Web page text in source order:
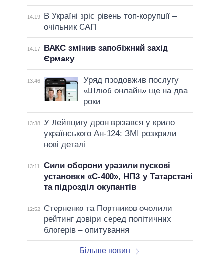
14:19
В Україні зріс рівень топ-корупції –
очільник САП
14:17
ВАКС змінив запобіжний захід
Єрмаку
13:46
Уряд продовжив послугу
«Шлюб онлайн» ще на два
роки
13:38 У Лейпцигу дрон врізався у крило
українського Ан-124: ЗМІ розкрили
нові деталі
13:11
Сили оборони уразили пускові
установки «С-400», НПЗ у Татарстані
та підрозділ окупантів
12:52
Стерненко та Портников очолили
рейтинг довіри серед політичних
блогерів – опитування
Більше новин